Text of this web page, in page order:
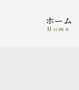
ホーム
home